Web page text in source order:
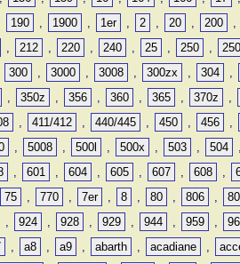
190 , 1900 , 1er , 2 , 20 , 200 ,
,
212 , 220 , 240 , 25 , 250 ,
300 , 3000 , 3008 , 300zx , 304 ,
,
350z , 356 , 360 , 365 , 370z ,
, 411/412 , 440/445 , 450 , 456 ,
, 5008 , 500l , 500x , 503 , 504 ,
, 601 , 604 , 605 , 607 , 608 ,
75
, 770 , 7er , 8 , 80 , 806 ,
,
924 , 928 , 929 , 944 , 959 ,
, a8 , a9 , abarth , acadiane ,